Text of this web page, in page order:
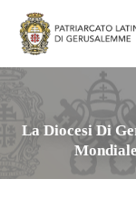
La Diocesi Di